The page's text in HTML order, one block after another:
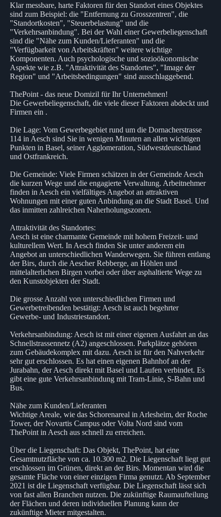
Klar messbare, harte Faktoren für den Standort eines Objektes
sind zum Beispiel: die "Entfernung zu Grosszentren", die
"Standortkosten", "Steuerbelastung" und die
"Verkehrsanbindung". Bei der Wahl einer Gewerbeliegenschaft
sind die "Nähe zum Kunden/Lieferanten" und die
"Verfügbarkeit von Arbeitskräften" weitere wichtige
Komponenten. Auch psychologische und sozioökonomische
Aspekte wie z.B. "Attraktivität des Standortes", "Image der
Region" und "Arbeitsbedingungen" sind ausschlaggebend.
ThePoint - das neue Domizil für Ihr Unternehmen!
Die Gewerbeliegenschaft, die viele dieser Faktoren abdeckt und
Firmen ein .
Die Lage: Vom Gewerbegebiet rund um die Dornacherstrasse
114 in Aesch sind Sie in wenigen Minuten an allen wichtigen
Punkten in Basel, seiner Agglomeration, Südwestdeutschland
und Ostfrankreich.
Die Gemeinde: Viele Firmen schätzen in der Gemeinde Aesch
die kurzen Wege und die engagierte Verwaltung. Arbeitnehmer
finden in Aesch ein vielfältiges Angebot an attraktiven
Wohnungen mit einer guten Anbindung an die Stadt Basel. Und
das inmitten zahlreichen Naherholungszonen.
Attraktivität des Standortes:
Aesch ist eine charmante Gemeinde mit hohem Freizeit- und
kulturellem Wert. In Aesch finden Sie unter anderem ein
Angebot an unterschiedlichen Wanderwegen. Sie führen entlang
der Birs, durch die Aescher Rebberge, an Höhlen und
mittelalterlichen Birgen vorbei oder über asphaltierte Wege zu
den Kunstobjekten der Stadt.
Die grosse Anzahl von unterschiedlichen Firmen und
Gewerbetreibenden bestätigt: Aesch ist auch begehrter
Gewerbe- und Industriestandort.
Verkehrsanbindung: Aesch ist mit einer eigenen Ausfahrt an das
Schnellstrassennetz (A2) angeschlossen. Parkplätze gehören
zum Gebäudekomplex mit dazu. Aesch ist für den Nahverkehr
sehr gut erschlossen. Es hat einen eigenen Bahnhof an der
Jurabahn, der Aesch direkt mit Basel und Laufen verbindet. Es
gibt eine gute Verkehrsanbindung mit Tram-Linie, S-Bahn und
Bus.
Nähe zum Kunden/Lieferanten
Wichtige Areale, wie das Schorenareal in Arlesheim, der Roche
Tower, der Novartis Campus oder Volta Nord sind vom
ThePoint in Aesch aus schnell zu erreichen.
Über die Liegenschaft: Das Objekt, ThePoint, hat eine
Gesamtnutzfläche von ca. 10.300 m2. Die Liegenschaft liegt gut
erschlossen im Grünen, direkt an der Birs. Momentan wird die
gesamte Fläche von einer einzigen Firma genutzt. Ab September
2021 ist die Liegenschaft verfügbar. Die Liegenschaft lässt sich
von fast allen Branchen nutzen. Die zukünftige Raumaufteilung
der Flächen und deren individuellen Planung kann der
zukünftige Mieter mitgestalten.